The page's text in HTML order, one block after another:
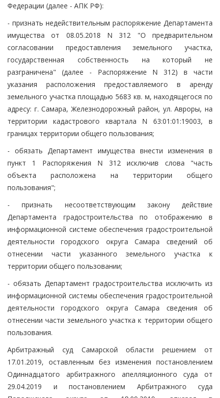
Федерации (далее - АПК РФ):
- признать недействительным распоряжение Департамента
имущества от 08.05.2018 N 312 "О предварительном
согласовании предоставления земельного участка,
государственная собственность на который не
разграничена" (далее - Распоряжение N 312) в части
указания расположения предоставляемого в аренду
земельного участка площадью 5683 кв. м, находящегося по
адресу: г. Самара, Железнодорожный район, ул. Авроры, на
территории кадастрового квартала N 63:01:01:19003, в
границах территории общего пользования;
- обязать Департамент имущества внести изменения в
пункт 1 Распоряжения N 312 исключив слова "часть
объекта расположена на территории общего
пользования";
- признать несоответствующим закону действие
Департамента градостроительства по отображению в
информационной системе обеспечения градостроительной
деятельности городского округа Самара сведений об
отнесении части указанного земельного участка к
территории общего пользовании;
- обязать Департамент градостроительства исключить из
информационной системы обеспечения градостроительной
деятельности городского округа Самара сведения об
отнесении части земельного участка к территории общего
пользования.
Арбитражный суд Самарской области решением от
17.01.2019, оставленным без изменения постановлением
Одиннадцатого арбитражного апелляционного суда от
29.04.2019 и постановлением Арбитражного суда